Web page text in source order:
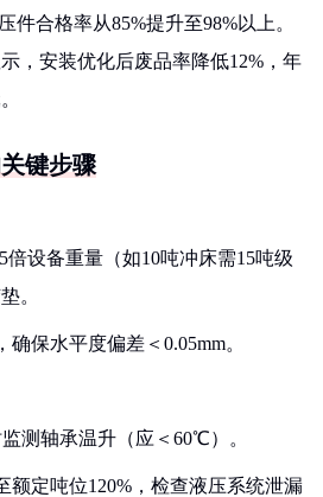
件合格率从85%提升至98%以上。
，安装优化后废品率降低12%，年
键步骤
倍设备重量（如10吨冲床需15吨级
。
保水平度偏差＜0.05mm。
测轴承温升（应＜60℃）。
额定吨位120%，检查液压系统泄漏